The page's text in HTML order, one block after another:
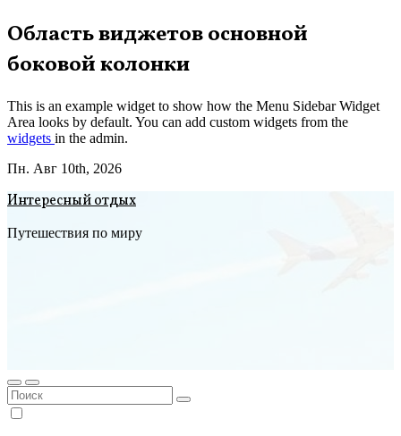
Перейти
к
содержимому
Область виджетов основной
боковой колонки
This is an example widget to show how the Menu Sidebar Widget
Area looks by default. You can add custom widgets from the
widgets in the admin.
Пн. Авг 10th, 2026
Интересный отдых
Путешествия по миру